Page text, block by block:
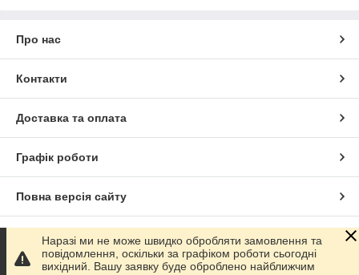
Про нас
Контакти
Доставка та оплата
Графік роботи
Повна версія сайту
Сайт створено на маркетплейсі Prom.ua
Наразі ми не може швидко обробляти замовлення та
повідомлення, оскільки за графіком роботи сьогодні
вихідний. Вашу заявку буде оброблено найближчим